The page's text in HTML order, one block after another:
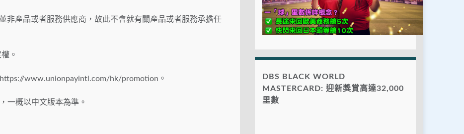
非產品或者服務供應商，故此不會就有關產品或者服務承擔任
。
www.unionpayintl.com/hk/promotion。
一概以中文版本為準。
DBS BLACK WORLD
MASTERCARD: 迎新獎賞高達32,000
里數